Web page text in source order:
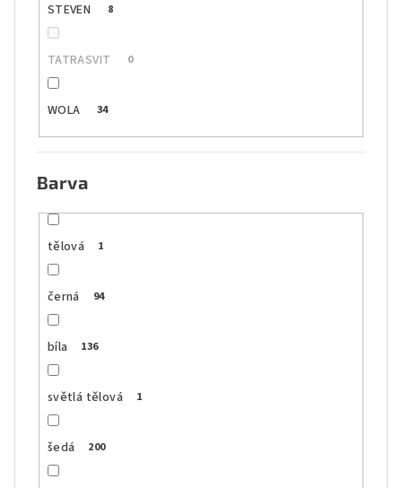
STEVEN 8
TATRASVIT 0
WOLA 34
Barva
tělová 1
černá 94
bíla 136
světlá tělová 1
šedá 200